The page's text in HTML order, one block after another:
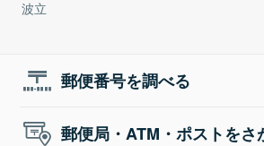
波立
郵便番号を調べる
郵便局・ATM・ポストをさ